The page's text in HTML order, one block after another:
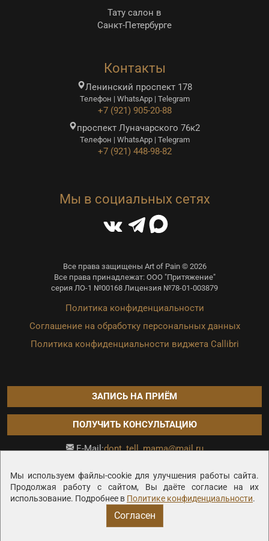
Мы используем файлы-cookie для улучшения работы сайта.
Продолжая работу с сайтом, Вы даёте согласие на их
использование. Подробнее в Политике конфиденциальности.
Согласен
Тату салон в
Санкт-Петербурге
Контакты
Ленинский проспект 178
Телефон | WhatsApp | Telegram
+7 (921) 905-20-88
проспект Луначарского 76к2
Телефон | WhatsApp | Telegram
+7 (921) 448-98-82
Мы в социальных сетях
Все права защищены Art of Pain © 2026
Все права принадлежат: ООО "Притяжение"
серия ЛО-1 №00168 Лицензия №78-01-003879
Политика конфиденциальности
Соглашение на обработку персональных данных
Политика конфиденциальности виджета Callibri
ЗАПИСЬ НА ПРИЁМ
ПОЛУЧИТЬ КОНСУЛЬТАЦИЮ
E-Mail:dont_tell_mama@mail.ru